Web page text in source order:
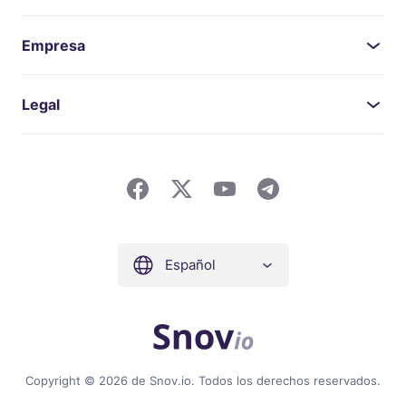
Empresa
Legal
Copyright © 2026 de Snov.io. Todos los derechos reservados.
Español